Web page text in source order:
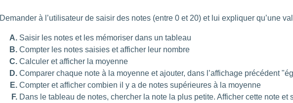
Demander à l’utilisateur de saisir des notes (entre 0 et 20) et lui expliquer qu’une
Saisir les notes et les mémoriser dans un tableau
Compter les notes saisies et afficher leur nombre
Calculer et afficher la moyenne
Comparer chaque note à la moyenne et ajouter, dans l’affichage précédent
Compter et afficher combien il y a de notes supérieures à la moyenne
Dans le tableau de notes, chercher la note la plus petite. Afficher cette note et